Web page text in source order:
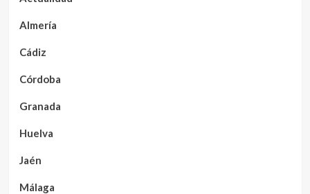
Almería
Cádiz
Córdoba
Granada
Huelva
Jaén
Málaga